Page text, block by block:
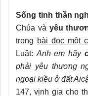
Sống tinh thần
Chúa và yêu
trong bài đọc một
Luật: Anh em hãy
phải yêu thương
ngoại kiều ở đất
147, vịnh gia cho